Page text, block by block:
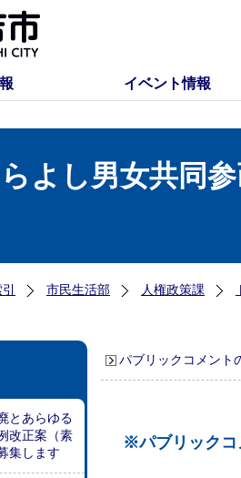
イベント情報
よし男女共同
市民生活部 人権政策課
とあらゆる
改正案（素
集します
パブリックコメント
※パブリックコ